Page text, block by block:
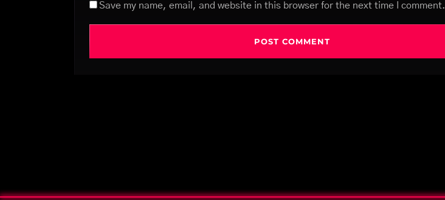
Save my name, email, and website in this browser for the next time I comment.